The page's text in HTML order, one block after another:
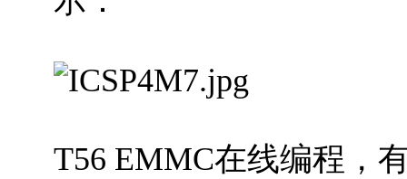
T56 EMMC在线编程，